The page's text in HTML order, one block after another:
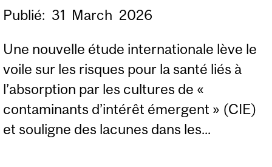
Publié: 31 March 2026
Une nouvelle étude internationale lève le
voile sur les risques pour la santé liés à
l’absorption par les cultures de «
contaminants d’intérêt émergent » (CIE)
et souligne des lacunes dans les...